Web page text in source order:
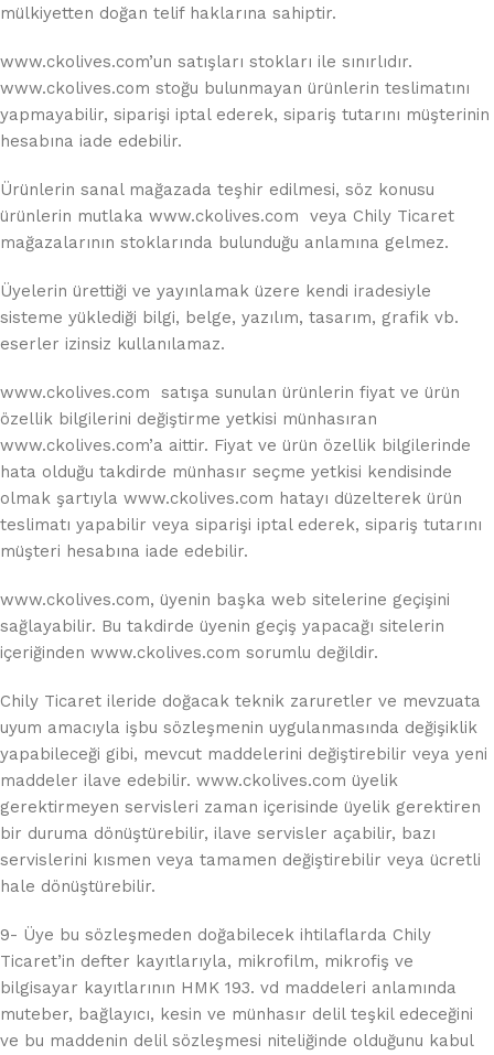
mülkiyetten doğan telif haklarına sahiptir.
www.ckolives.com’un satışları stokları ile sınırlıdır.
www.ckolives.com stoğu bulunmayan ürünlerin teslimatını
yapmayabilir, siparişi iptal ederek, sipariş tutarını müşterinin
hesabına iade edebilir.
Ürünlerin sanal mağazada teşhir edilmesi, söz konusu
ürünlerin mutlaka www.ckolives.com veya Chily Ticaret
mağazalarının stoklarında bulunduğu anlamına gelmez.
Üyelerin ürettiği ve yayınlamak üzere kendi iradesiyle
sisteme yüklediği bilgi, belge, yazılım, tasarım, grafik vb.
eserler izinsiz kullanılamaz.
www.ckolives.com satışa sunulan ürünlerin fiyat ve ürün
özellik bilgilerini değiştirme yetkisi münhasıran
www.ckolives.com’a aittir. Fiyat ve ürün özellik bilgilerinde
hata olduğu takdirde münhasır seçme yetkisi kendisinde
olmak şartıyla www.ckolives.com hatayı düzelterek ürün
teslimatı yapabilir veya siparişi iptal ederek, sipariş tutarını
müşteri hesabına iade edebilir.
www.ckolives.com, üyenin başka web sitelerine geçişini
sağlayabilir. Bu takdirde üyenin geçiş yapacağı sitelerin
içeriğinden www.ckolives.com sorumlu değildir.
Chily Ticaret ileride doğacak teknik zaruretler ve mevzuata
uyum amacıyla işbu sözleşmenin uygulanmasında değişiklik
yapabileceği gibi, mevcut maddelerini değiştirebilir veya yeni
maddeler ilave edebilir. www.ckolives.com üyelik
gerektirmeyen servisleri zaman içerisinde üyelik gerektiren
bir duruma dönüştürebilir, ilave servisler açabilir, bazı
servislerini kısmen veya tamamen değiştirebilir veya ücretli
hale dönüştürebilir.
9- Üye bu sözleşmeden doğabilecek ihtilaflarda Chily
Ticaret’in defter kayıtlarıyla, mikrofilm, mikrofiş ve
bilgisayar kayıtlarının HMK 193. vd maddeleri anlamında
muteber, bağlayıcı, kesin ve münhasır delil teşkil edeceğini
ve bu maddenin delil sözleşmesi niteliğinde olduğunu kabul